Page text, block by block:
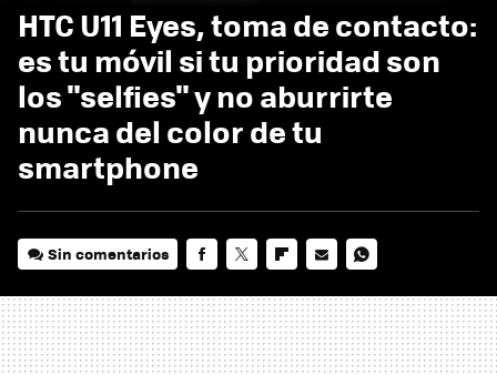
HTC U11 Eyes, toma de contacto:
es tu móvil si tu prioridad son
los "selfies" y no aburrirte
nunca del color de tu
smartphone
Sin comentarios
MAIL